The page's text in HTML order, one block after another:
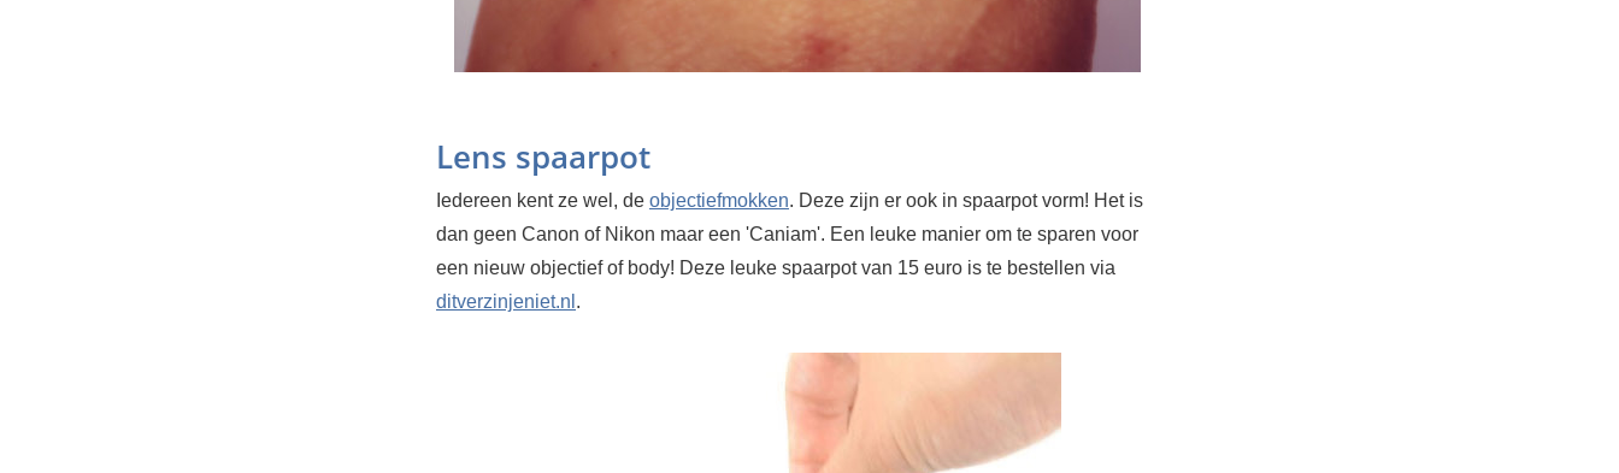
Lens spaarpot
Iedereen kent ze wel, de objectiefmokken. Deze zijn er ook in spaarpot vorm! Het is
dan geen Canon of Nikon maar een 'Caniam'. Een leuke manier om te sparen voor
een nieuw objectief of body! Deze leuke spaarpot van 15 euro is te bestellen via
ditverzinjeniet.nl .